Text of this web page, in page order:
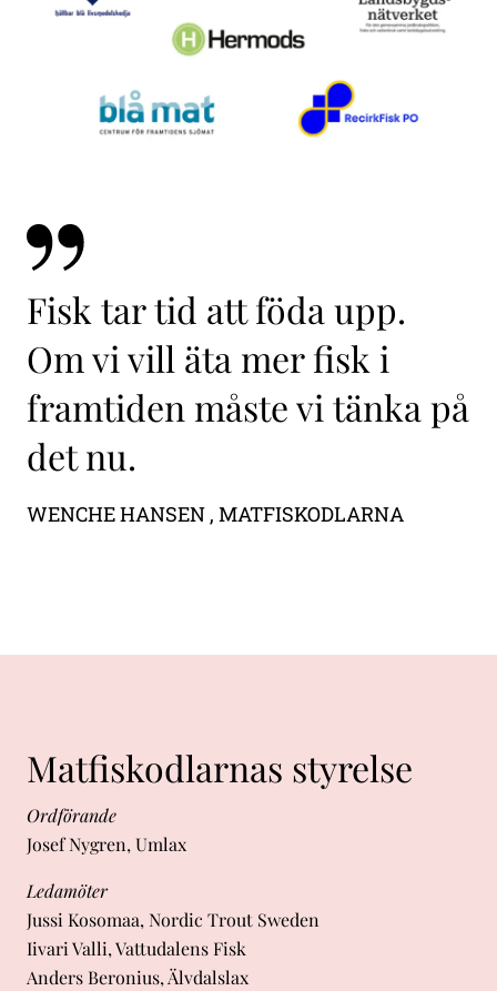
Fisk tar tid att föda upp.
Om vi vill äta mer fisk i
framtiden måste vi tänka på
det nu.
WENCHE HANSEN , MATFISKODLARNA
Matfiskodlarnas styrelse
Ordförande
Josef Nygren, Umlax
Ledamöter
Jussi Kosomaa, Nordic Trout Sweden
Iivari Valli, Vattudalens Fisk
Anders Beronius, Älvdalslax